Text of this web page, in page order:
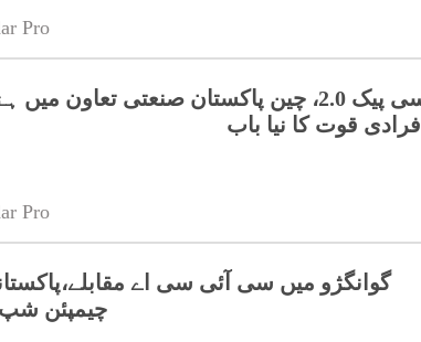
Pro
سی پیک 2.0، چین پاکستان صنعتی تعاون میں
افرادی قوت کا نیا باب
Pro
گوانگژو میں سی آئی سی اے
چیمپئن